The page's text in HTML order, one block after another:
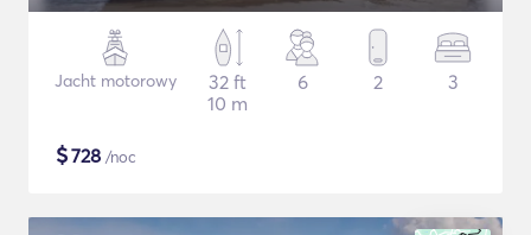
Jacht motorowy
32 ft
10 m
6 2 3
$728 /noc